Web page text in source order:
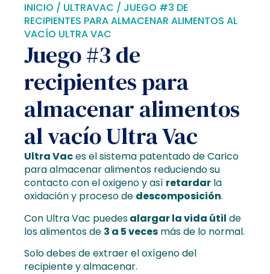
INICIO / ULTRAVAC / JUEGO #3 DE
RECIPIENTES PARA ALMACENAR ALIMENTOS AL
VACÍO ULTRA VAC
Juego #3 de
recipientes para
almacenar alimentos
al vacío Ultra Vac
Ultra Vaces el sistema patentado de Carico
para almacenar alimentos reduciendo su
contacto con el oxigeno y así retardar la
oxidación y proceso de descomposición.
Con Ultra Vac puedesalargar la vida útil de
los alimentos de 3 a 5 veces más de lo normal.
Solo debes de extraer el oxígeno del
recipiente y almacenar.